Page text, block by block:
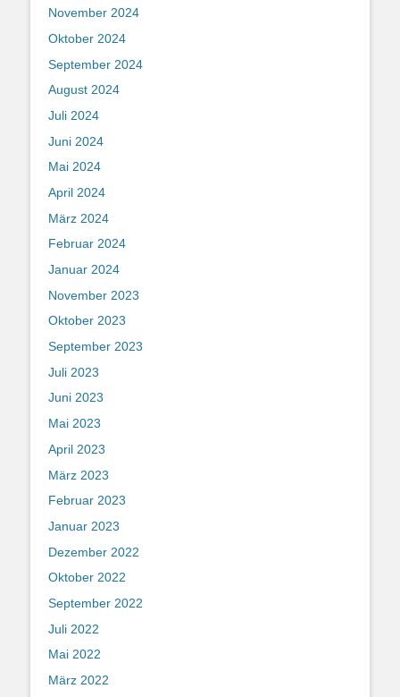
November 2024
Oktober 2024
September 2024
August 2024
Juli 2024
Juni 2024
Mai 2024
April 2024
März 2024
Februar 2024
Januar 2024
November 2023
Oktober 2023
September 2023
Juli 2023
Juni 2023
Mai 2023
April 2023
März 2023
Februar 2023
Januar 2023
Dezember 2022
Oktober 2022
September 2022
Juli 2022
Mai 2022
März 2022